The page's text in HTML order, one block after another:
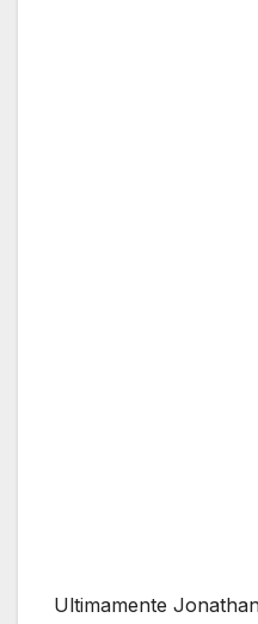
Ultimamente